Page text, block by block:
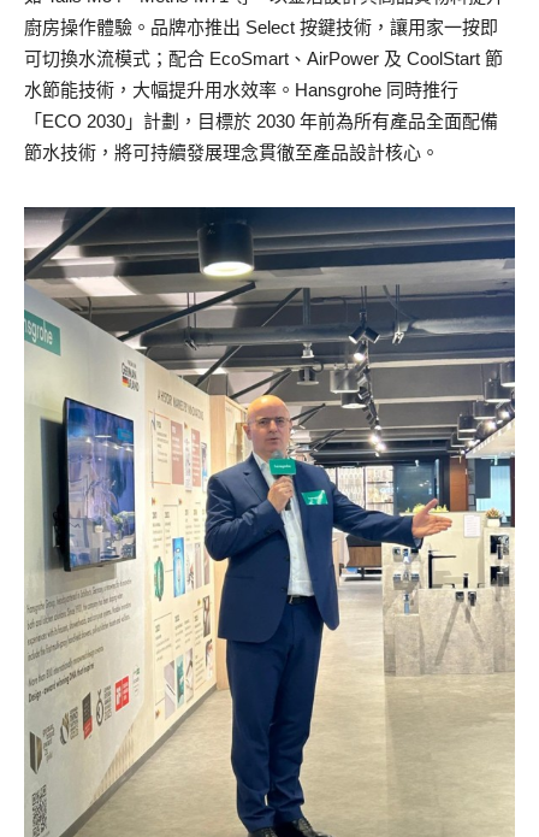
廚房操作體驗。品牌亦推出 Select 按鍵技術，讓用家一按即
可切換水流模式；配合 EcoSmart、AirPower 及 CoolStart 節
水節能技術，大幅提升用水效率。Hansgrohe 同時推行
「ECO 2030」計劃，目標於 2030 年前為所有產品全面配備
節水技術，將可持續發展理念貫徹至產品設計核心。